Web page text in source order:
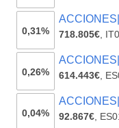
0,31% 718.805€,
0,26% 614.443€,
0,04% 92.867€,